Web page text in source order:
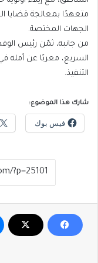
متعهدًا بمعالجة قضايا
الجهات المختصة.
من جانبه، ثمّن رئيس
السريع، معربًا عن أمله
التنفيذ.
شارك هذا الموضوع:
فيس بوك